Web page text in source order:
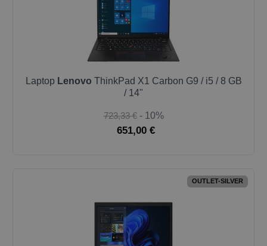
Laptop Lenovo ThinkPad X1 Carbon G9 / i5 / 8 GB
/ 14"
723,33 € - 10%
651,00 €
OUTLET-SILVER